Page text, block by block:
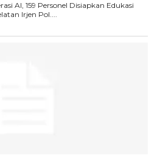
AI, 159 Personel Disiapkan Edukasi
Selatan Irjen Pol....